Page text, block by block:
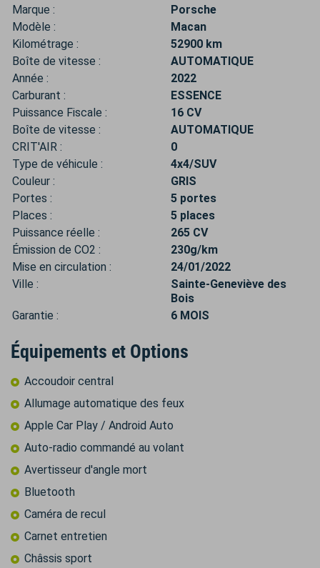
Marque :
Porsche
Modèle :
Macan
Kilométrage :
52900 km
Boîte de vitesse :
AUTOMATIQUE
Année :
2022
Carburant :
ESSENCE
Puissance Fiscale :
16 CV
Boîte de vitesse :
AUTOMATIQUE
CRIT'AIR :
0
Type de véhicule :
4x4/SUV
Couleur :
GRIS
Portes :
5 portes
Places :
5 places
Puissance réelle :
265 CV
Émission de CO2 :
230g/km
Mise en circulation :
24/01/2022
Ville :
Sainte-Geneviève des
Bois
Garantie :
6 MOIS
Équipements et Options
Accoudoir central
Allumage automatique des feux
Apple Car Play / Android Auto
Auto-radio commandé au volant
Avertisseur d'angle mort
Bluetooth
Caméra de recul
Carnet entretien
Châssis sport